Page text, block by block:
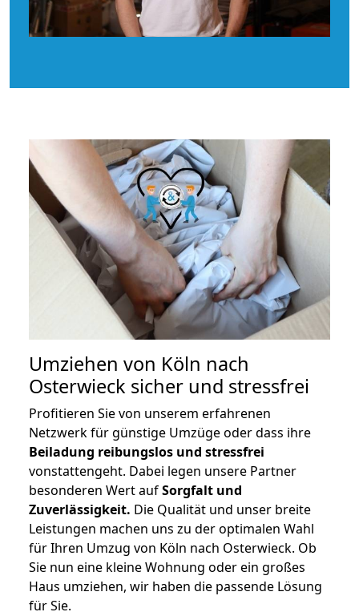
Umziehen von Köln nach
Osterwieck sicher und stressfrei
Profitieren Sie von unserem erfahrenen
Netzwerk für günstige Umzüge oder dass ihre
Beiladung reibungslos und stressfrei
vonstattengeht. Dabei legen unsere Partner
besonderen Wert aufSorgfalt und
Zuverlässigkeit. Die Qualität und unser breite
Leistungen machen uns zu der optimalen Wahl
für Ihren Umzug von Köln nach Osterwieck. Ob
Sie nun eine kleine Wohnung oder ein großes
Haus umziehen, wir haben die passende Lösung
für Sie.